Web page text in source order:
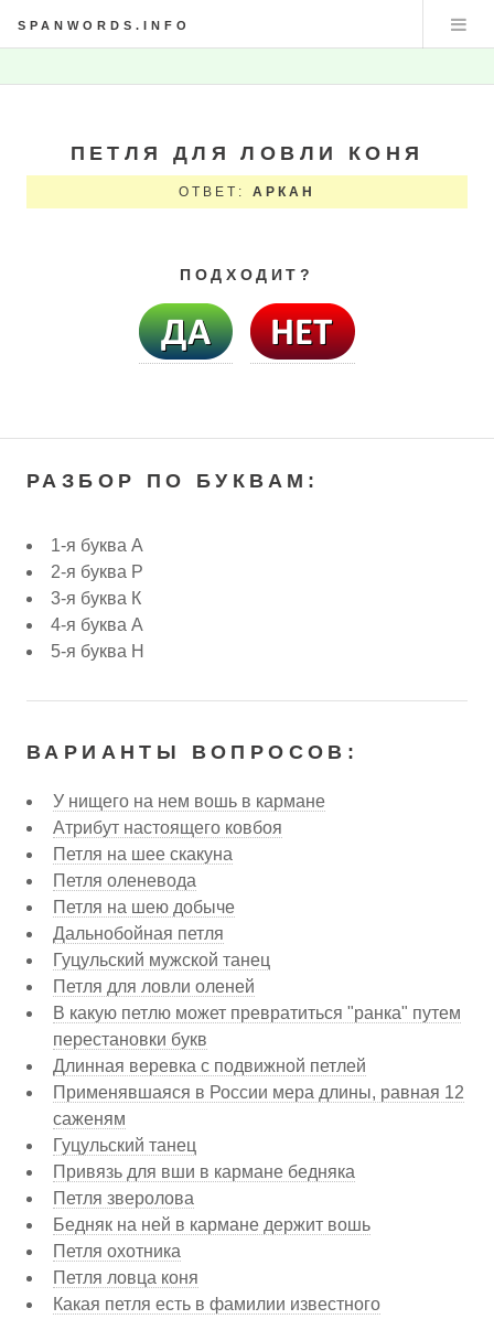
SPANWORDS.INFO
ПЕТЛЯ ДЛЯ ЛОВЛИ КОНЯ
ОТВЕТ: АРКАН
ПОДХОДИТ?
РАЗБОР ПО БУКВАМ:
1-я буква А
2-я буква Р
3-я буква К
4-я буква А
5-я буква Н
ВАРИАНТЫ ВОПРОСОВ:
У нищего на нем вошь в кармане
Атрибут настоящего ковбоя
Петля на шее скакуна
Петля оленевода
Петля на шею добыче
Дальнобойная петля
Гуцульский мужской танец
Петля для ловли оленей
В какую петлю может превратиться "ранка" путем
перестановки букв
Длинная веревка с подвижной петлей
Применявшаяся в России мера длины, равная 12
саженям
Гуцульский танец
Привязь для вши в кармане бедняка
Петля зверолова
Бедняк на ней в кармане держит вошь
Петля охотника
Петля ловца коня
Какая петля есть в фамилии известного